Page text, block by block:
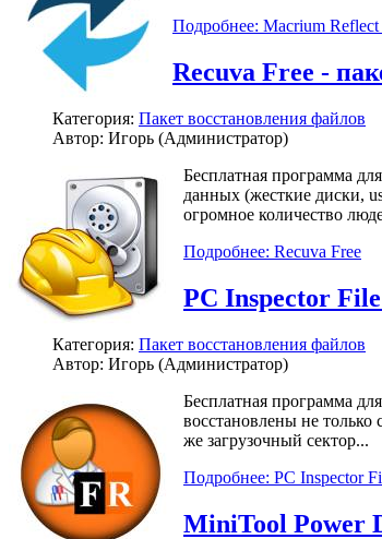
Подробнее: Macrium Reflect
Recuva Free -
Категория: Пакет восстановления файлов
Автор: Игорь (Администратор)
Бесплатная программа
данных (жесткие диски,
огромное количество
Подробнее: Recuva Free
PC Inspector
Категория: Пакет восстановления файлов
Автор: Игорь (Администратор)
Бесплатная программа
восстановлены не
же загрузочный сектор...
Подробнее: PC Inspector
MiniTool Power